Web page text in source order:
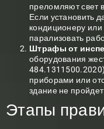
преломляют свет
Если установить
кондиционеру или
парализовать
Штрафы от
оборудования
приборами или
здание не
Этапы